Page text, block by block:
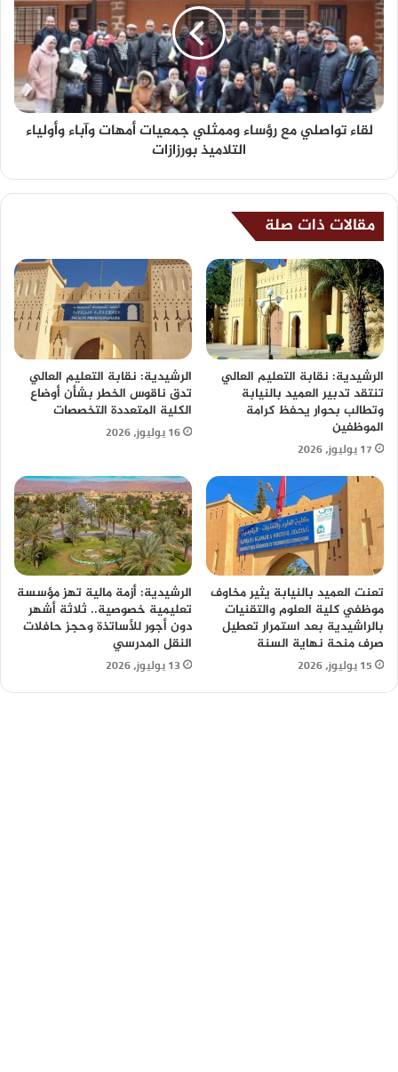
لقاء تواصلي مع رؤساء وممثلي جمعيات أمهات وآباء وأولياء
التلاميذ بورزازات
مقالات ذات صلة
الرشيدية: نقابة التعليم العالي
تنتقد تدبير العميد بالنيابة
وتطالب بحوار يحفظ كرامة
الموظفين
17 يوليوز، 2026
الرشيدية: نقابة التعليم العالي
تدق ناقوس الخطر بشأن أوضاع
الكلية المتعددة التخصصات
16 يوليوز، 2026
تعنت العميد بالنيابة يثير مخاوف
موظفي كلية العلوم والتقنيات
بالراشيدية بعد استمرار تعطيل
صرف منحة نهاية السنة
15 يوليوز، 2026
الرشيدية: أزمة مالية تهز مؤسسة
تعليمية خصوصية.. ثلاثة أشهر
دون أجور للأساتذة وحجز حافلات
النقل المدرسي
13 يوليوز، 2026